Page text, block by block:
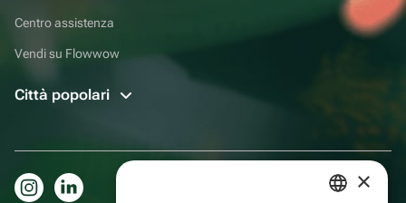
Centro assistenza
Vendi su Flowwow
Città popolari
×